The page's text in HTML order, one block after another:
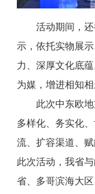
活动期间，
示，依托实物展
力、深厚文化底
为媒，增进相知相
此次中东欧
多样化、务实化
流、扩容渠道、
此次活动，我省
省、多哥滨海大